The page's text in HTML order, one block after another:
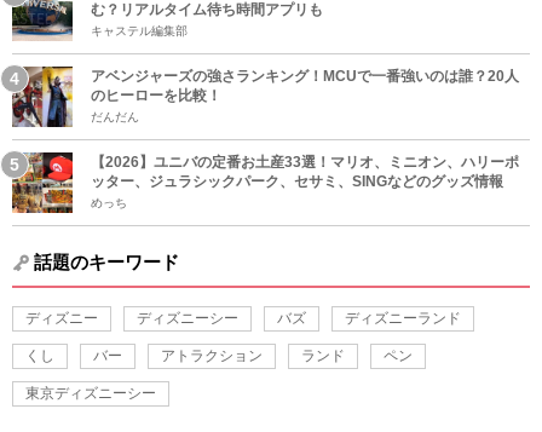
む？リアルタイム待ち時間アプリも
キャステル編集部
アベンジャーズの強さランキング！MCUで一番強いのは誰？20人
のヒーローを比較！
だんだん
【2026】ユニバの定番お土産33選！マリオ、ミニオン、ハリーポ
ッター、ジュラシックパーク、セサミ、SINGなどのグッズ情報
めっち
話題のキーワード
ディズニー ディズニーシー バズ ディズニーランド
くし バー アトラクション ランド ペン
東京ディズニーシー